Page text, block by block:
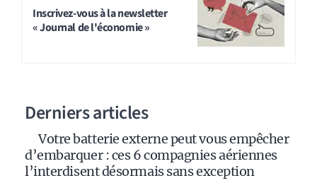
Inscrivez-vous à la newsletter
« Journal de l'économie »
Derniers articles
Votre batterie externe peut vous empêcher
d’embarquer : ces 6 compagnies aériennes
l’interdisent désormais sans exception